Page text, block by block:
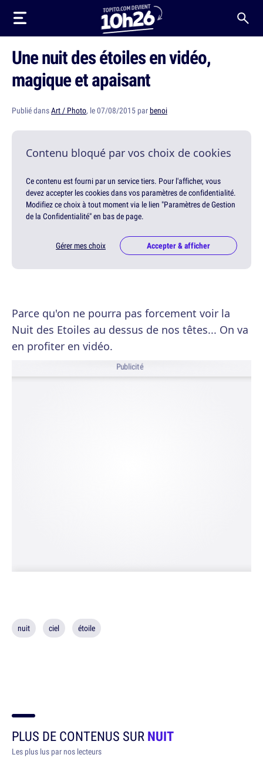
Une nuit des étoiles en vidéo,
magique et apaisant
Publié dansArt / Photo, le 07/08/2015 parbenoi
Contenu bloqué par vos choix de cookies
Ce contenu est fourni par un service tiers. Pour l'afficher, vous
devez accepter les cookies dans vos paramètres de confidentialité.
Modifiez ce choix à tout moment via le lien "Paramètres de Gestion
de la Confidentialité" en bas de page.
Gérer mes choix Accepter & afficher
Parce qu'on ne pourra pas forcement voir la
Nuit des Etoiles au dessus de nos têtes... On va
en profiter en vidéo.
Publicité
nuit ciel étoile
PLUS DE CONTENUS SURNUIT
Les plus lus par nos lecteurs